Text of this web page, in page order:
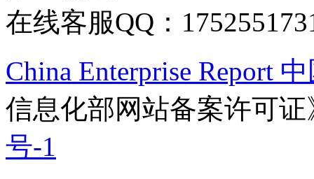
在线客服QQ：
China Enterprise Report
信息化部网站备案许可
号-1